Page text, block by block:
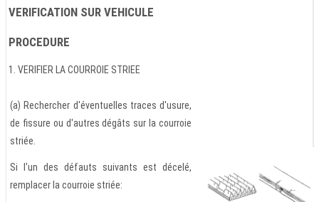
VERIFICATION SUR VEHICULE
PROCEDURE
1. VERIFIER LA COURROIE STRIEE
(a) Rechercher d'éventuelles traces d'usure,
de fissure ou d'autres dégâts sur la courroie
striée.
Si l'un des défauts suivants est décelé,
remplacer la courroie striée: